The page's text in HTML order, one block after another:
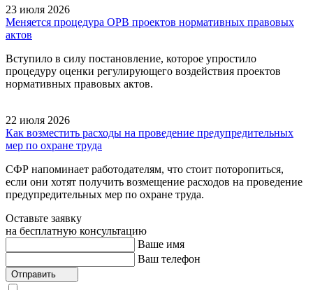
23 июля 2026
Меняется процедура ОРВ проектов нормативных правовых
актов
Вступило в силу постановление, которое упростило
процедуру оценки регулирующего воздействия проектов
нормативных правовых актов.
22 июля 2026
Как возместить расходы на проведение предупредительных
мер по охране труда
СФР напоминает работодателям, что стоит поторопиться,
если они хотят получить возмещение расходов на проведение
предупредительных мер по охране труда.
Оставьте заявку
на бесплатную консультацию
Ваше имя
Ваш телефон
Отправить